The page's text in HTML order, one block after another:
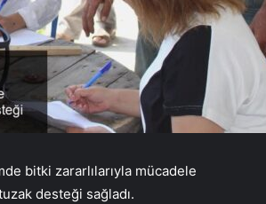
bitki zararlılarıyla mücadele
desteği sağladı.